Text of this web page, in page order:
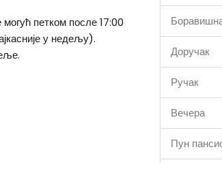
петком после 17:00
у недељу).
Доручак
Ручак
Вечера
Пун